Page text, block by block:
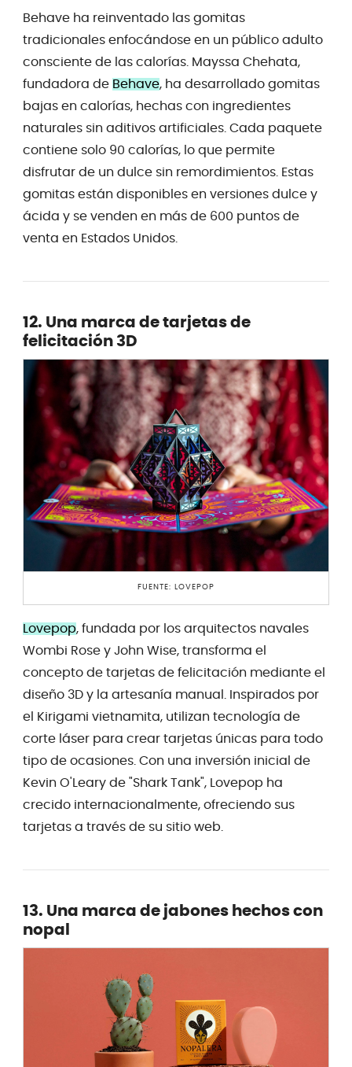
Behave ha reinventado las gomitas
tradicionales enfocándose en un público adulto
consciente de las calorías. Mayssa Chehata,
fundadora de Behave, ha desarrollado gomitas
bajas en calorías, hechas con ingredientes
naturales sin aditivos artificiales. Cada paquete
contiene solo 90 calorías, lo que permite
disfrutar de un dulce sin remordimientos. Estas
gomitas están disponibles en versiones dulce y
ácida y se venden en más de 600 puntos de
venta en Estados Unidos.
12. Una marca de tarjetas de
felicitación 3D
FUENTE: LOVEPOP
Lovepop, fundada por los arquitectos navales
Wombi Rose y John Wise, transforma el
concepto de tarjetas de felicitación mediante el
diseño 3D y la artesanía manual. Inspirados por
el Kirigami vietnamita, utilizan tecnología de
corte láser para crear tarjetas únicas para todo
tipo de ocasiones. Con una inversión inicial de
Kevin O'Leary de "Shark Tank", Lovepop ha
crecido internacionalmente, ofreciendo sus
tarjetas a través de su sitio web.
13. Una marca de jabones hechos con
nopal